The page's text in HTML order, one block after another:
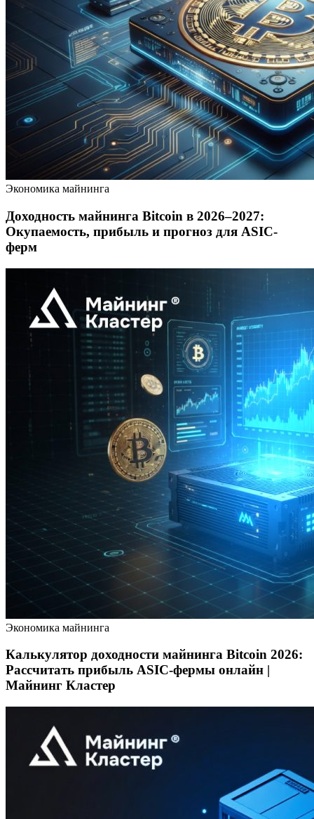
Экономика майнинга
Доходность майнинга Bitcoin в 2026–2027:
Окупаемость, прибыль и прогноз для ASIC-
ферм
Экономика майнинга
Калькулятор доходности майнинга Bitcoin 2026:
Рассчитать прибыль ASIC‑фермы онлайн |
Майнинг Кластер